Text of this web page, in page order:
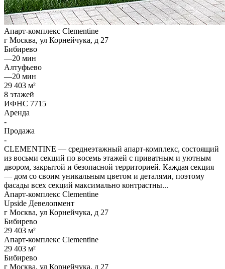
Апарт-комплекс Clementine
г Москва, ул Корнейчука, д 27
Бибирево
—20 мин
Алтуфьево
—20 мин
29 403 м²
8 этажей
ИФНС 7715
Аренда
-
Продажа
-
CLEMENTINE — среднеэтажный апарт-комплекс, состоящий
из восьми секций по восемь этажей с приватным и уютным
двором, закрытой и безопасной территорией. Каждая секция
— дом со своим уникальным цветом и деталями, поэтому
фасады всех секций максимально контрастны...
Апарт-комплекс Clementine
Upside Девелопмент
г Москва, ул Корнейчука, д 27
Бибирево
29 403 м²
Апарт-комплекс Clementine
29 403 м²
Бибирево
г Москва, ул Корнейчука, д 27